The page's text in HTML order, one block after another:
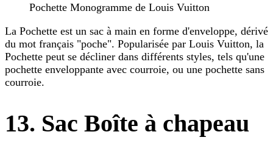
Pochette Monogramme de Louis Vuitton
La Pochette est un sac à main en forme d'enveloppe, dérivé
du mot français "poche". Popularisée par Louis Vuitton, la
Pochette peut se décliner dans différents styles, tels qu'une
pochette enveloppante avec courroie, ou une pochette sans
courroie.
13. Sac Boîte à chapeau